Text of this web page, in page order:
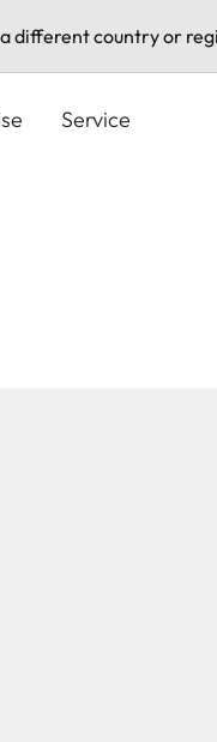
different country or
Service